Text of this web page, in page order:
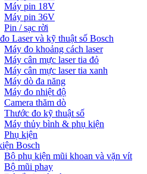
Máy pin 18V
Máy pin 36V
Pin / sạc rời
Laser và kỹ thuật số Bosch
Máy đo khoảng cách laser
Máy cân mực laser tia đỏ
Máy cân mực laser tia xanh
Máy dò đa năng
Máy đo nhiệt độ
Camera thăm dò
Thước đo kỹ thuật số
Máy thủy bình & phụ kiện
Phụ kịện
Bosch
Bộ phụ kiện mũi khoan và vặn vít
Bộ mũi phay